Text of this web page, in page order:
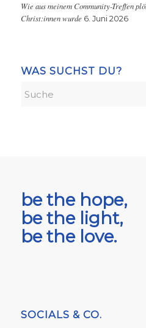
Wie aus meinem Community-Treffen
Christ:innen wurde 6. Juni 2026
WAS SUCHST DU?
be the hope,
be the light,
be the love.
SOCIALS & CO.